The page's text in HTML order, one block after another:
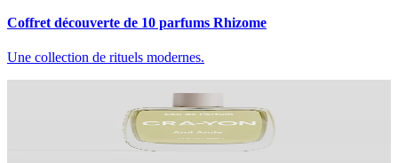
Coffret découverte de 10 parfums Rhizome
Une collection de rituels modernes.